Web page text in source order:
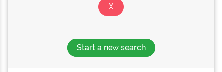
Start a new search